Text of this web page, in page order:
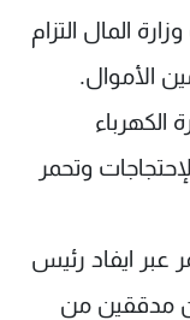
المال التزام
الأموال.
الكهرباء
وتحمر
عبر ايفاد رئيس
مدققين من